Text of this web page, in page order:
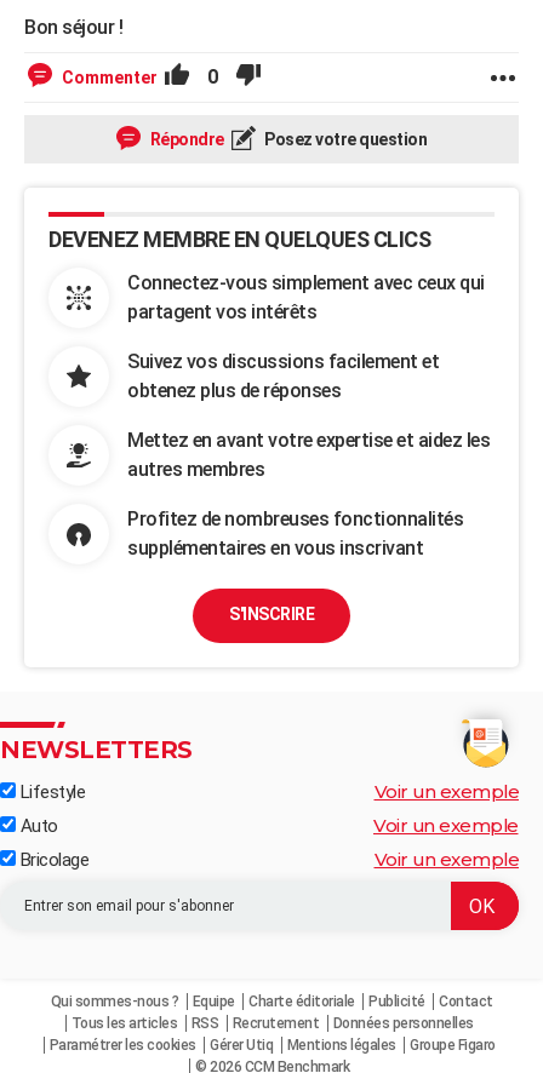
Bon séjour !
Commenter 0
Répondre Posez votre question
DEVENEZ MEMBRE EN QUELQUES CLICS
Connectez-vous simplement avec ceux qui
partagent vos intérêts
Suivez vos discussions facilement et
obtenez plus de réponses
Mettez en avant votre expertise et aidez les
autres membres
Profitez de nombreuses fonctionnalités
supplémentaires en vous inscrivant
S'INSCRIRE
NEWSLETTERS
Lifestyle Voir un exemple
Auto Voir un exemple
Bricolage Voir un exemple
Qui sommes-nous ? Equipe Charte éditoriale Publicité
Contact
Tous les articles
RSS Recrutement
Données personnelles
Paramétrer les cookies
Gérer Utiq Mentions légales
Groupe Figaro
© 2026 CCM Benchmark